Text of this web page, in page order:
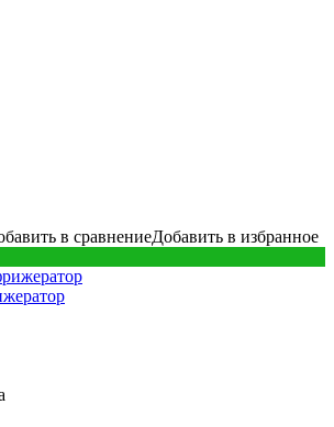
в сравнениеДобавить в избранное